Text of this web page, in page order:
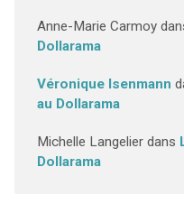
Anne-Marie Carmoy
Dollarama
Véronique Isenmann
au Dollarama
Michelle Langelierdans
Dollarama